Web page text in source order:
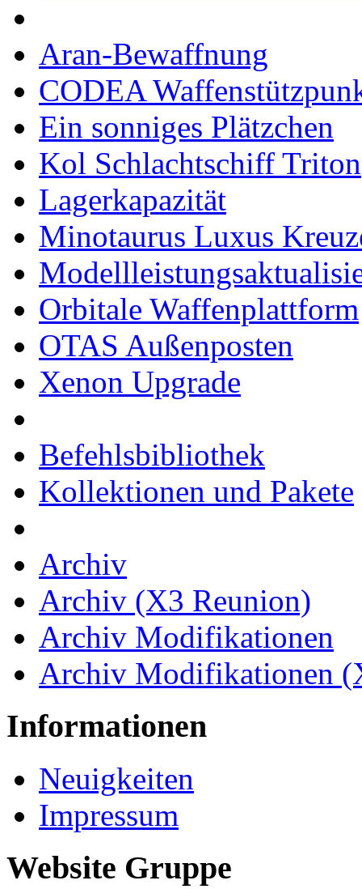
Aran-Bewaffnung
CODEA
Ein sonniges Plätzchen
Kol Schlachtschiff Triton
Lagerkapazität
Minotaurus Luxus
Orbitale Waffenplattform
OTAS Außenposten
Xenon Upgrade
Befehlsbibliothek
Kollektionen und Pakete
Archiv
Archiv (X3 Reunion)
Archiv Modifikationen
Archiv Modifikationen
Informationen
Neuigkeiten
Impressum
Website Gruppe